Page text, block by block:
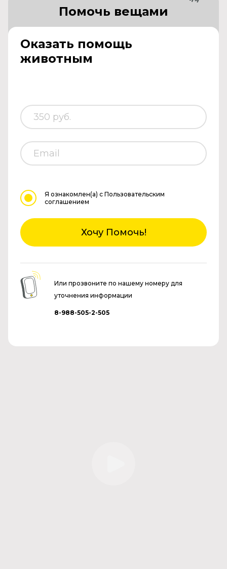
Оказать помощь
животным
Помочь вещами
Я ознакомлен(а) с Пользовательским
соглашением
Хочу Помочь!
Или прозвоните по нашему номеру для
уточнения информации
8-988-505-2-505